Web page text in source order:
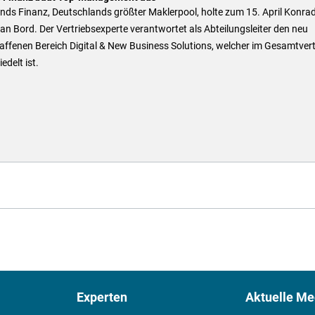
Finanz, Deutschlands größter Maklerpool, holte zum 15. April
Bord. Der Vertriebsexperte verantwortet als Abteilungsleiter den neu
Bereich Digital & New Business Solutions, welcher im
ist.
Experten Aktuelle